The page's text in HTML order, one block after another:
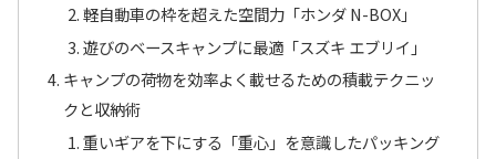
軽自動車の枠を超えた空間力「ホンダ N-BOX」
遊びのベースキャンプに最適「スズキ エブリイ」
キャンプの荷物を効率よく載せるための積載テクニッ
クと収納術
重いギアを下にする「重心」を意識したパッキング